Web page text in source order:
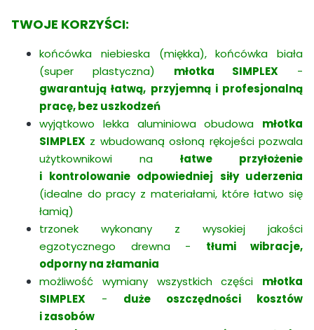
TWOJE KORZYŚCI:
końcówka niebieska (miękka), końcówka biała
(super plastyczna) młotka SIMPLEX -
gwarantują łatwą, przyjemną i profesjonalną
pracę, bez uszkodzeń
wyjątkowo lekka aluminiowa obudowa młotka
SIMPLEX z wbudowaną osłoną rękojeści pozwala
użytkownikowi na łatwe przyłożenie
i kontrolowanie odpowiedniej siły uderzenia
(idealne do pracy z materiałami, które łatwo się
łamią)
trzonek wykonany z wysokiej jakości
egzotycznego drewna - tłumi wibracje,
odporny na złamania
możliwość wymiany wszystkich części młotka
SIMPLEX - duże oszczędności kosztów
i zasobów